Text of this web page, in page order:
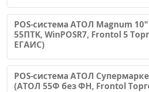
POS-система АТОЛ Magnum
55ПТK, WinPOSR7, Frontol 5
ЕГАИС)
POS-система АТОЛ
(АТОЛ 55Ф без ФН, Frontol